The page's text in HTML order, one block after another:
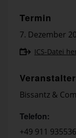
Termin
7. Dezember
ICS-Datei
Veranstalter
Bissantz &
Telefon:
+49 911